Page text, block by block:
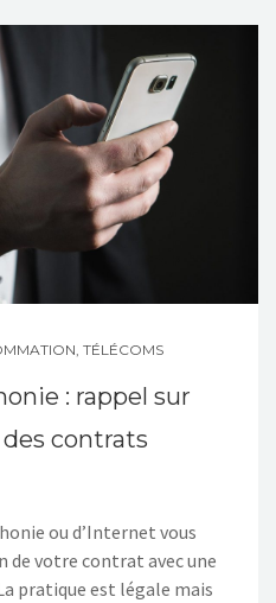
, TÉLÉCOMS
: rappel sur
contrats
ou d’Internet vous
de votre contrat avec une
pratique est légale mais